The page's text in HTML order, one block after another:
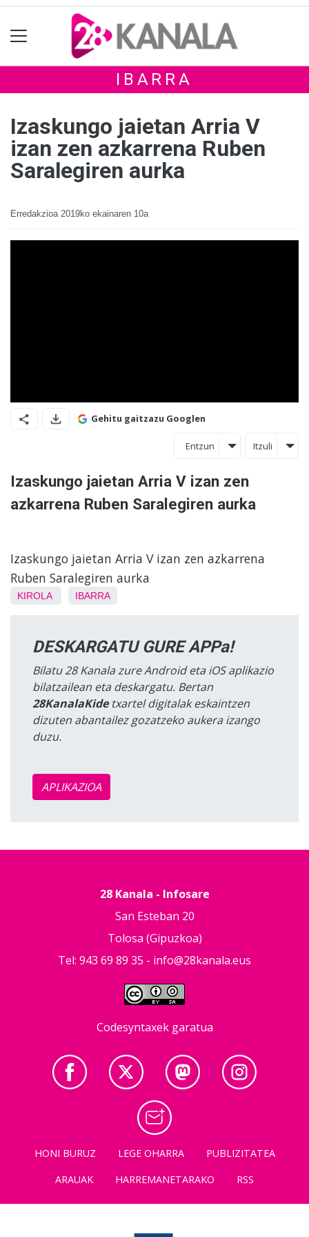
IBARRA
Izaskungo jaietan Arria V
izan zen azkarrena Ruben
Saralegiren aurka
Erredakzioa 2019ko ekainaren 10a
Gehitu gaitzazu Googlen
Entzun Itzuli
Izaskungo jaietan Arria V izan zen
azkarrena Ruben Saralegiren aurka
Izaskungo jaietan Arria V izan zen azkarrena
Ruben Saralegiren aurka
KIROLA IBARRA
DESKARGATU GURE APPa!
Bilatu 28 Kanala zure Android eta iOS aplikazio
bilatzailean eta deskargatu. Bertan
28KanalaKidetxartel digitalak eskaintzen
dizuten abantailez gozatzeko aukera izango
duzu.
APLIKAZIOA
28 Kanala - Infosare
San Esteban 20
Tolosa (Gipuzkoa)
Tel: 943 69 89 35 - info@28kanala.eus
Codesyntaxek garatua
HONI BURUZ LEGE OHARRA
PUBLIZITATEA
ARAUAK
HARREMANETARAKO RSS